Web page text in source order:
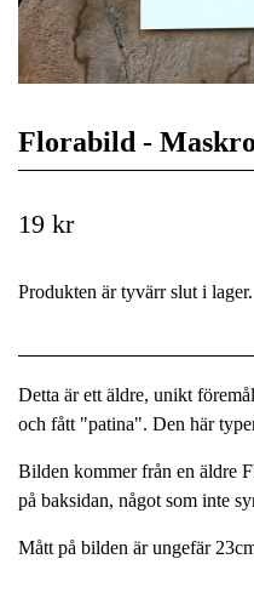
Florabild -
19 kr
Produkten är tyvärr slut i lager.
Detta är ett äldre, unikt
och fått "patina". Den här
Bilden kommer från en äldre
på baksidan, något som inte
Mått på bilden är ungefär